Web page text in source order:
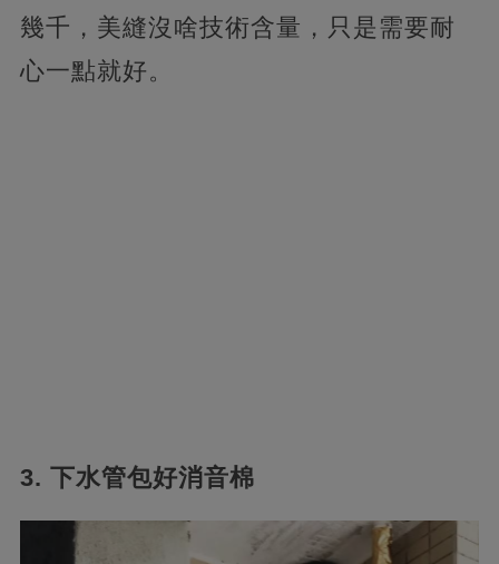
幾千，美縫沒啥技術含量，只是需要耐
心一點就好。
3. 下水管包好消音棉